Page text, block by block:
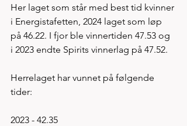
Her laget som står med best tid kvinner
i Energistafetten, 2024 laget som løp
på 46.22. I fjor ble vinnertiden 47.53 og
i 2023 endte Spirits vinnerlag på 47.52.
Herrelaget har vunnet på følgende
tider:
2023 - 42.35